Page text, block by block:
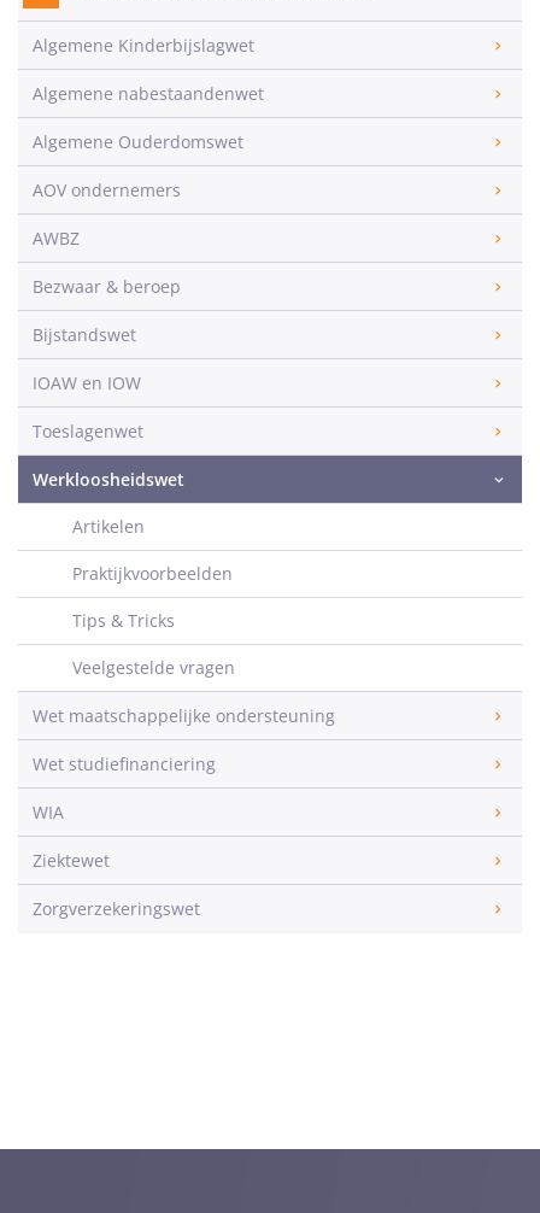
Algemene Kinderbijslagwet
Algemene nabestaandenwet
Algemene Ouderdomswet
AOV ondernemers
AWBZ
Bezwaar & beroep
Bijstandswet
IOAW en IOW
Toeslagenwet
Werkloosheidswet
Artikelen
Praktijkvoorbeelden
Tips & Tricks
Veelgestelde vragen
Wet maatschappelijke ondersteuning
Wet studiefinanciering
WIA
Ziektewet
Zorgverzekeringswet